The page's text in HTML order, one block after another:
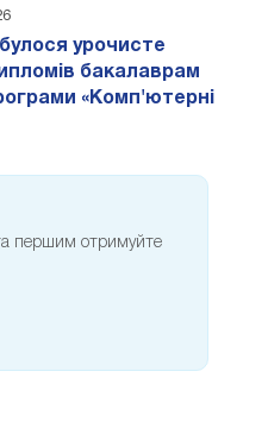
урочисте
бакалаврам
«Комп'ютерні
першим отримуйте